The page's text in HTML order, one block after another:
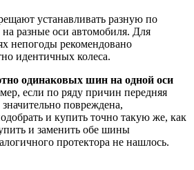
устанавливать разную по
на разные оси автомобиля. Для
непогоды рекомендовано
идентичных колеса.
одинаковых шин на одной оси
если по ряду причин передняя
повреждена,
и купить точно такую же, как
и заменить обе шины
протектора не нашлось.